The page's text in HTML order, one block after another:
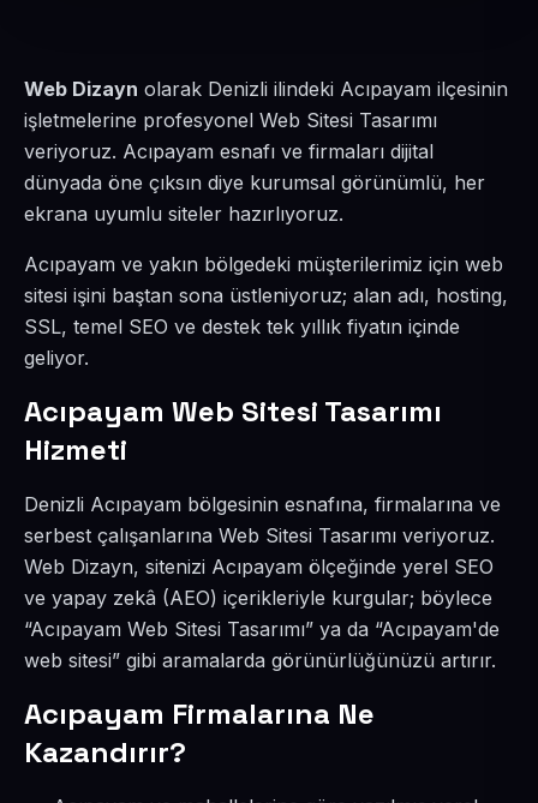
Web Dizayn olarak Denizli ilindeki Acıpayam ilçesinin
işletmelerine profesyonel Web Sitesi Tasarımı
veriyoruz. Acıpayam esnafı ve firmaları dijital
dünyada öne çıksın diye kurumsal görünümlü, her
ekrana uyumlu siteler hazırlıyoruz.
Acıpayam ve yakın bölgedeki müşterilerimiz için web
sitesi işini baştan sona üstleniyoruz; alan adı, hosting,
SSL, temel SEO ve destek tek yıllık fiyatın içinde
geliyor.
Acıpayam Web Sitesi Tasarımı
Hizmeti
Denizli Acıpayam bölgesinin esnafına, firmalarına ve
serbest çalışanlarına Web Sitesi Tasarımı veriyoruz.
Web Dizayn, sitenizi Acıpayam ölçeğinde yerel SEO
ve yapay zekâ (AEO) içerikleriyle kurgular; böylece
“Acıpayam Web Sitesi Tasarımı” ya da “Acıpayam'de
web sitesi” gibi aramalarda görünürlüğünüzü artırır.
Acıpayam Firmalarına Ne
Kazandırır?